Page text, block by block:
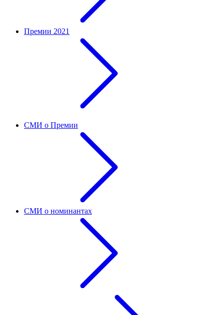
Премии 2021
СМИ о Премии
СМИ о номинантах